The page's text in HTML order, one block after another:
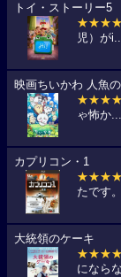
トイ・ストーリー5
児）が
映画ちいかわ 人魚
★★★★
ゃ怖か...
カプリコン・1
★★★★
たです
大統領のケーキ
になら